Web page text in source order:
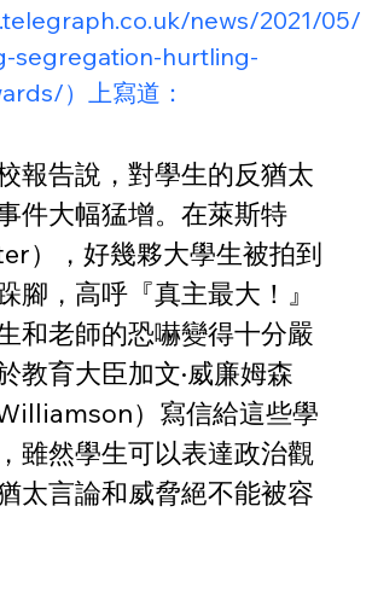
news/2021/05/
segregation-hurtling-
）上寫道：
報告說，對學生的反猶太
件大幅猛增。在萊斯特
），好幾夥大學生被拍到
腳，高呼『真主最大！』
和老師的恐嚇變得十分嚴
教育大臣加文·威廉姆森
）寫信給這些學
雖然學生可以表達政治觀
太言論和威脅絕不能被容